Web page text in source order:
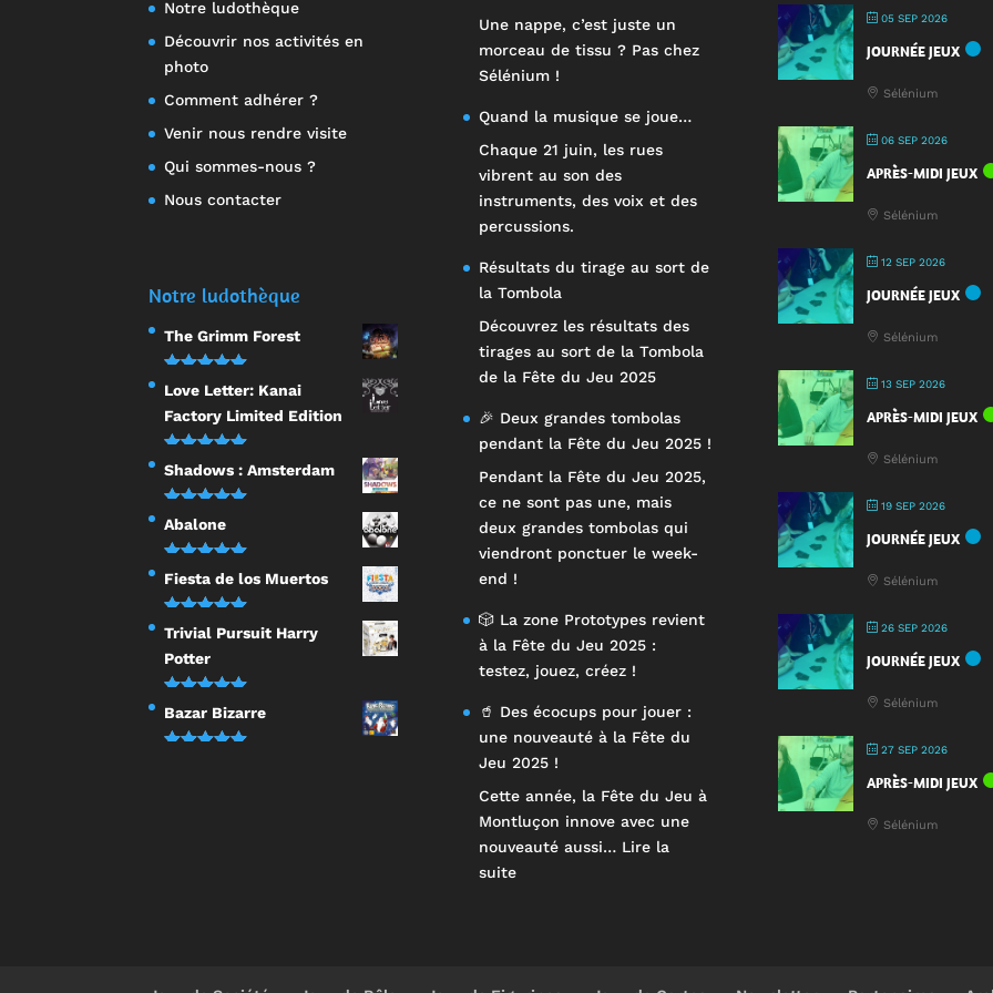
Notre ludothèque
Découvrir nos activités en
photo
Comment adhérer ?
Venir nous rendre visite
Qui sommes-nous ?
Nous contacter
Notre ludothèque
The Grimm Forest
Note 5.00
sur 5
Love Letter: Kanai
Factory Limited Edition
Note5.00
sur 5
Shadows : Amsterdam
Note5.00
sur 5
Abalone
Note5.00
sur 5
Fiesta de los Muertos
Note5.00
sur 5
Trivial Pursuit Harry
Potter
Note5.00
sur 5
Bazar Bizarre
Une nappe, c’est juste un
morceau de tissu ? Pas chez
Sélénium !
Quand la musique se joue…
Chaque 21 juin, les rues
vibrent au son des
instruments, des voix et des
percussions.
Résultats du tirage au sort de
la Tombola
Découvrez les résultats des
tirages au sort de la Tombola
de la Fête du Jeu 2025
🎉 Deux grandes tombolas
pendant la Fête du Jeu 2025 !
Pendant la Fête du Jeu 2025,
ce ne sont pas une, mais
deux grandes tombolas qui
viendront ponctuer le week-
end !
🎲 La zone Prototypes revient
à la Fête du Jeu 2025 :
testez, jouez, créez !
🥤 Des écocups pour jouer :
une nouveauté à la Fête du
Jeu 2025 !
Cette année, la Fête du Jeu à
Montluçon innove avec une
nouveauté aussi… Lire la
suite:
05 SEP 2026
JOURNÉE JEUX
Sélénium
06 SEP 2026
APRÈS-MIDI JEUX
Sélénium
12 SEP 2026
JOURNÉE JEUX
Sélénium
13 SEP 2026
APRÈS-MIDI JEUX
Sélénium
19 SEP 2026
JOURNÉE JEUX
Sélénium
26 SEP 2026
JOURNÉE JEUX
Sélénium
27 SEP 2026
APRÈS-MIDI JEUX
Sélénium